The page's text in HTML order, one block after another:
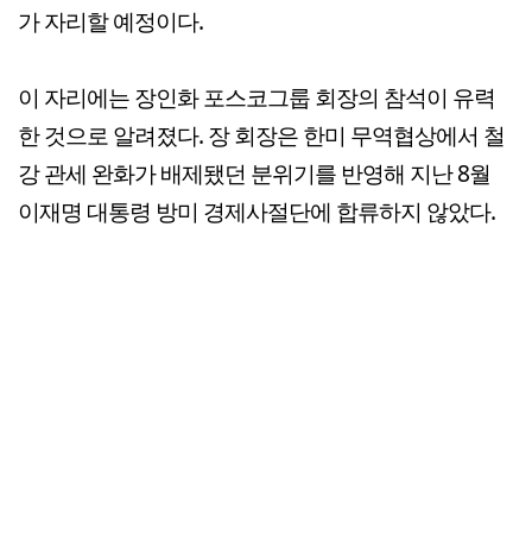
가 자리할 예정이다.
이 자리에는 장인화 포스코그룹 회장의 참석이 유력
한 것으로 알려졌다. 장 회장은 한미 무역협상에서 철
강 관세 완화가 배제됐던 분위기를 반영해 지난 8월
이재명 대통령 방미 경제사절단에 합류하지 않았다.